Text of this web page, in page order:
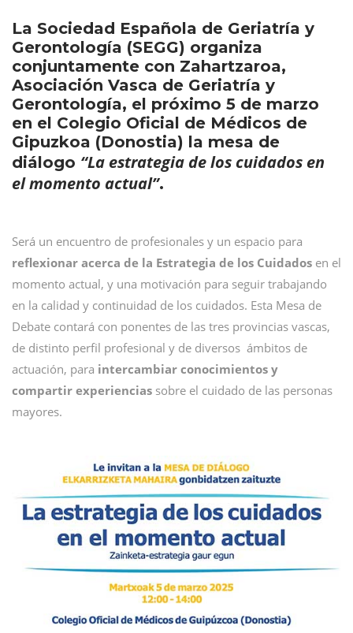
La Sociedad Española de Geriatría y
Gerontología (SEGG) organiza
conjuntamente con Zahartzaroa,
Asociación Vasca de Geriatría y
Gerontología, el próximo 5 de marzo
en el Colegio Oficial de Médicos de
Gipuzkoa (Donostia) la mesa de
diálogo “La estrategia de los cuidados en
el momento actual”.
Será un encuentro de profesionales y un espacio para
reflexionar acerca de la Estrategia de los Cuidados en el
momento actual, y una motivación para seguir trabajando
en la calidad y continuidad de los cuidados. Esta Mesa de
Debate contará con ponentes de las tres provincias vascas,
de distinto perfil profesional y de diversos ámbitos de
actuación, para intercambiar conocimientos y
compartir experiencias sobre el cuidado de las personas
mayores.